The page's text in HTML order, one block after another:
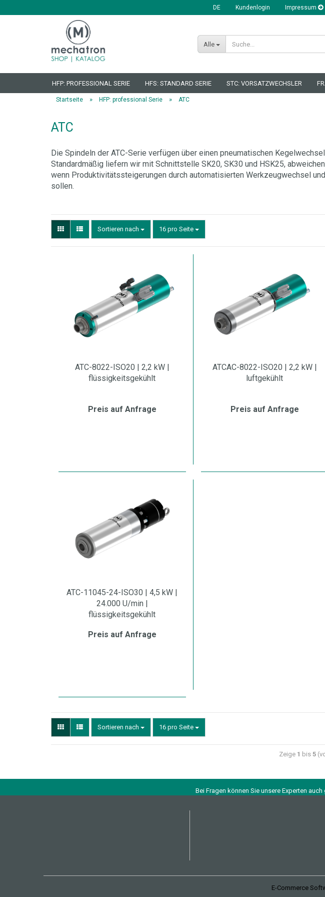
DE Kundenlogin
Passwort vergessen?
Impressum
Alle
HFP: PROFESSIONAL SERIE HFS: STANDARD SERIE STC: VORSATZWECHSLER
Startseite » HFP: professional Serie » ATC
ATC
Die Spindeln der ATC-Serie verfügen über einen pneumatischen
Standardmäßig liefern wir mit Schnittstelle SK20, SK30 und HSK25,
wenn Produktivitätssteigerungen durch automatisierten Werkzeugwechsel
sollen.
Sortieren nach 16 pro Seite
ATC-8022-ISO20 | 2,2 kW |
flüssigkeitsgekühlt
Preis auf Anfrage
ATCAC-8022-ISO20 | 2,2 kW |
luftgekühlt
Preis auf Anfrage
ATC-11045-24-ISO30 | 4,5 kW |
24.000 U/min |
flüssigkeitsgekühlt
Preis auf Anfrage
Sortieren nach 16 pro Seite
Zeige 1 bis 5
Bei Fragen können Sie unsere Experten
E-Commerce